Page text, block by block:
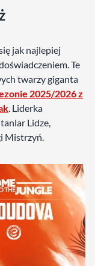
jak najlepiej
Te
twarzy giganta
2025/2026 z
. Liderka
Lidze,
Mistrzyń.